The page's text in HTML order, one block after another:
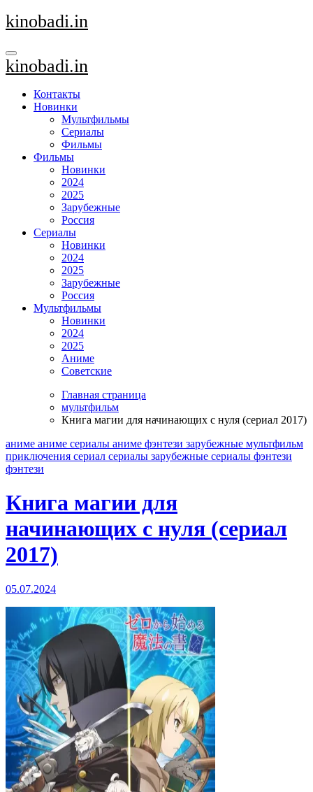
Перейти
к
kinobadi.in
kinobadi.in
Контакты
Новинки
Мультфильмы
Сериалы
Фильмы
Фильмы
Новинки
2024
2025
Зарубежные
Россия
Сериалы
Новинки
2024
2025
Зарубежные
Россия
Мультфильмы
Новинки
2024
2025
Аниме
Советские
Главная страница
мультфильм
Книга магии для начинающих с нуля (сериал 2017)
аниме аниме сериалы аниме фэнтези зарубежные мультфильм
приключения сериал сериалы зарубежные сериалы фэнтези
фэнтези
Книга магии для
начинающих с нуля (сериал
2017)
05.07.2024